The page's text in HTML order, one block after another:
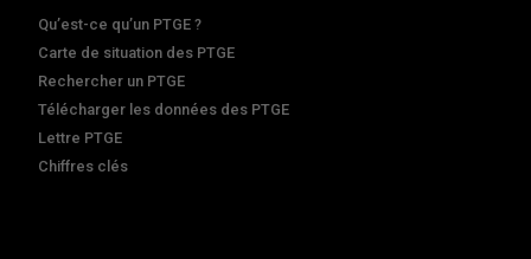
Qu’est-ce qu’un PTGE ?
Carte de situation des PTGE
Rechercher un PTGE
Télécharger les données des PTGE
Lettre PTGE
Chiffres clés